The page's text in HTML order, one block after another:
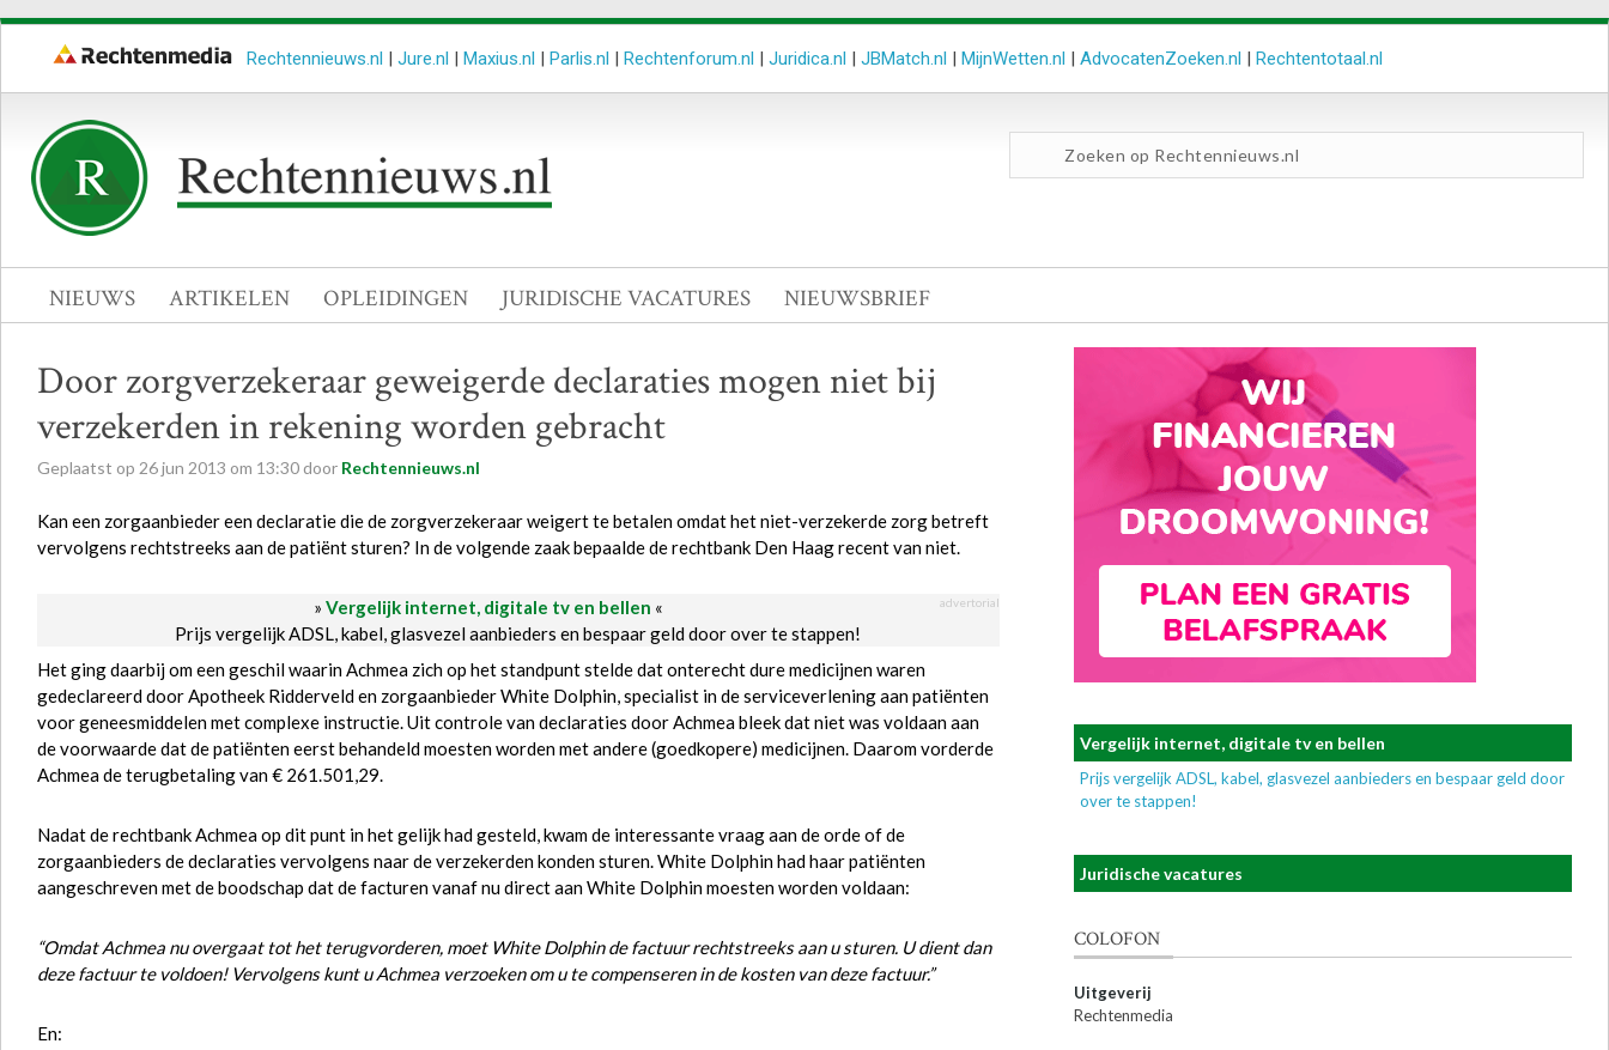
Rechtennieuws.nl | Jure.nl | Maxius.nl | Parlis.nl | Rechtenforum.nl | Juridica.nl | JBMatch.nl | MijnWetten.nl | AdvocatenZoeken.nl | Rechtentotaal.nl
NIEUWS ARTIKELEN OPLEIDINGEN JURIDISCHE VACATURES NIEUWSBRIEF
Door zorgverzekeraar geweigerde declaraties mogen niet bij
verzekerden in rekening worden gebracht
Geplaatst op 26jun 2013 om 13:30 door Rechtennieuws.nl
Kan een zorgaanbieder een declaratie die de zorgverzekeraar weigert te betalen omdat het niet-verzekerde zorg betreft
vervolgens rechtstreeks aan de patiënt sturen? In de volgende zaak bepaalde de rechtbank Den Haag recent van niet.
» Vergelijk internet, digitale tv en bellen « advertorial
Prijs vergelijk ADSL, kabel, glasvezel aanbieders en bespaar geld door over te stappen!
Het ging daarbij om een geschil waarin Achmea zich op het standpunt stelde dat onterecht dure medicijnen waren
gedeclareerd door Apotheek Ridderveld en zorgaanbieder White Dolphin, specialist in de serviceverlening aan patiënten
voor geneesmiddelen met complexe instructie. Uit controle van declaraties door Achmea bleek dat niet was voldaan aan
de voorwaarde dat de patiënten eerst behandeld moesten worden met andere (goedkopere) medicijnen. Daarom vorderde
Achmea de terugbetaling van € 261.501,29.
Nadat de rechtbank Achmea op dit punt in het gelijk had gesteld, kwam de interessante vraag aan de orde of de
zorgaanbieders de declaraties vervolgens naar de verzekerden konden sturen. White Dolphin had haar patiënten
aangeschreven met de boodschap dat de facturen vanaf nu direct aan White Dolphin moesten worden voldaan:
“Omdat Achmea nu overgaat tot het terugvorderen, moet White Dolphin de factuur rechtstreeks aan u sturen. U dient dan
deze factuur te voldoen! Vervolgens kunt u Achmea verzoeken om u te compenseren in de kosten van deze factuur.”
En:
Vergelijk internet, digitale tv en bellen
Prijs vergelijk ADSL, kabel, glasvezel aanbieders en bespaar geld door
over te stappen!
Juridische vacatures
COLOFON
Uitgeverij
Rechtenmedia